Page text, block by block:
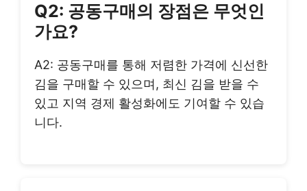
Q2: 공동구매의 장점은 무엇인
가요?
A2: 공동구매를 통해 저렴한 가격에 신선한
김을 구매할 수 있으며, 최신 김을 받을 수
있고 지역 경제 활성화에도 기여할 수 있습
니다.